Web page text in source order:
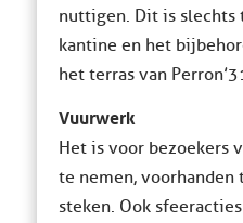
nuttigen. Dit is slechts
kantine en het
het terras van
Vuurwerk
Het is voor bezoekers
te nemen, voorhanden
steken. Ook